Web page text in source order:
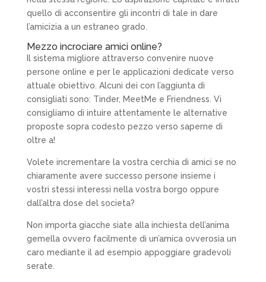
quello di acconsentire gli incontri di tale in dare
l’amicizia a un estraneo grado.
Mezzo incrociare amici online?
Il sistema migliore attraverso convenire nuove
persone online e per le applicazioni dedicate verso
attuale obiettivo. Alcuni dei con l’aggiunta di
consigliati sono: Tinder, MeetMe e Friendness. Vi
consigliamo di intuire attentamente le alternative
proposte sopra codesto pezzo verso saperne di
oltre a!
Volete incrementare la vostra cerchia di amici se no
chiaramente avere successo persone insieme i
vostri stessi interessi nella vostra borgo oppure
dall’altra dose del societa?
Non importa giacche siate alla inchiesta dell’anima
gemella ovvero facilmente di un’amica ovverosia un
caro mediante il ad esempio appoggiare gradevoli
serate.